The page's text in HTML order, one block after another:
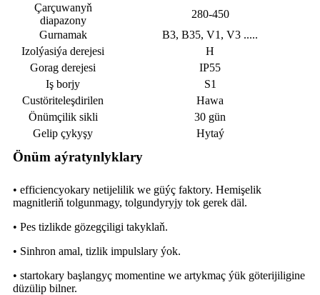
Çarçuwanyň
diapazony
280-450
Gurnamak
B3, B35, V1, V3 .....
Izolýasiýa derejesi
H
Gorag derejesi
IP55
Iş borjy
S1
Custöriteleşdirilen
Hawa
Önümçilik sikli
30 gün
Gelip çykyşy
Hytaý
Önüm aýratynlyklary
• efficiencyokary netijelilik we güýç faktory. Hemişelik
magnitleriň tolgunmagy, tolgundyryjy tok gerek däl.
• Pes tizlikde gözegçiligi takyklaň.
• Sinhron amal, tizlik impulslary ýok.
• startokary başlangyç momentine we artykmaç ýük göterijiligine
düzülip bilner.